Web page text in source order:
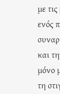
με
ενός
και
μόνο
τη